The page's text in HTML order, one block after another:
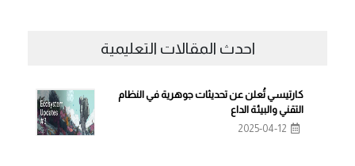
احدث المقالات التعليمية
كارتيسي تُعلن عن تحديثات جوهرية في النظام
التقني والبيئة الداع
2025-04-12